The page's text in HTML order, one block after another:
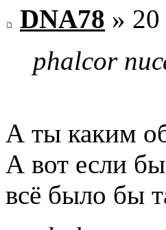
DNA78 »
phalcor
А ты каким
А вот если
всё было бы